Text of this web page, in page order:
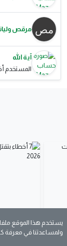
مرقص
آية الله
المستخدم
يحيى منذ أسبوع
7 أخطاء
يستخدم هذا الموقع
ولمساعدتنا في معرفة